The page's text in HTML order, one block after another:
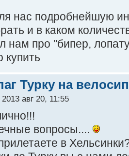
нас подробнейшую
и в каком
нам про "бипер,
купить
Турку на
2013 авг 20, 11:55
вопросы....
в